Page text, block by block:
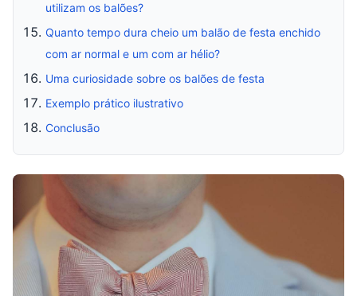
utilizam os balões?
Quanto tempo dura cheio um balão de festa enchido
com ar normal e um com ar hélio?
Uma curiosidade sobre os balões de festa
Exemplo prático ilustrativo
Conclusão